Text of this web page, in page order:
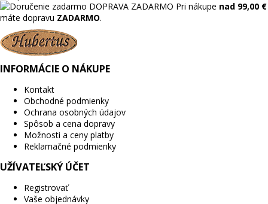
DOPRAVA ZADARMO Pri nákupe nad 99,00 €
máte dopravu ZADARMO.
INFORMÁCIE O NÁKUPE
Kontakt
Obchodné podmienky
Ochrana osobných údajov
Spôsob a cena dopravy
Možnosti a ceny platby
Reklamačné podmienky
UŽÍVATEĽSKÝ ÚČET
Registrovať
Vaše objednávky